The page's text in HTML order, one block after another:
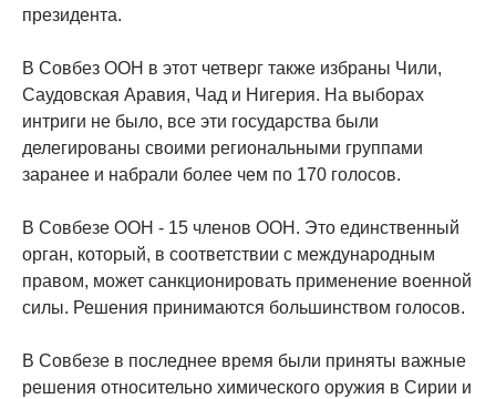
президента.
В Совбез ООН в этот четверг также избраны Чили,
Саудовская Аравия, Чад и Нигерия. На выборах
интриги не было, все эти государства были
делегированы своими региональными группами
заранее и набрали более чем по 170 голосов.
В Совбезе ООН - 15 членов ООН. Это единственный
орган, который, в соответствии с международным
правом, может санкционировать применение военной
силы. Решения принимаются большинством голосов.
В Совбезе в последнее время были приняты важные
решения относительно химического оружия в Сирии и